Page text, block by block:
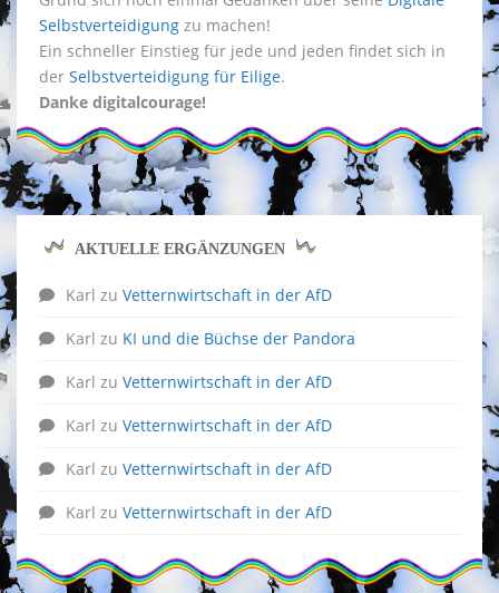
Selbstverteidigung zu machen!
Ein schneller Einstieg für jede und jeden findet sich in
der Selbstverteidigung für Eilige.
Danke digitalcourage!
AKTUELLE ERGÄNZUNGEN
Karl zu Vetternwirtschaft in der AfD
Karl zu KI und die Büchse der Pandora
Karl zu Vetternwirtschaft in der AfD
Karl zu Vetternwirtschaft in der AfD
Karl zu Vetternwirtschaft in der AfD
Karl zu Vetternwirtschaft in der AfD